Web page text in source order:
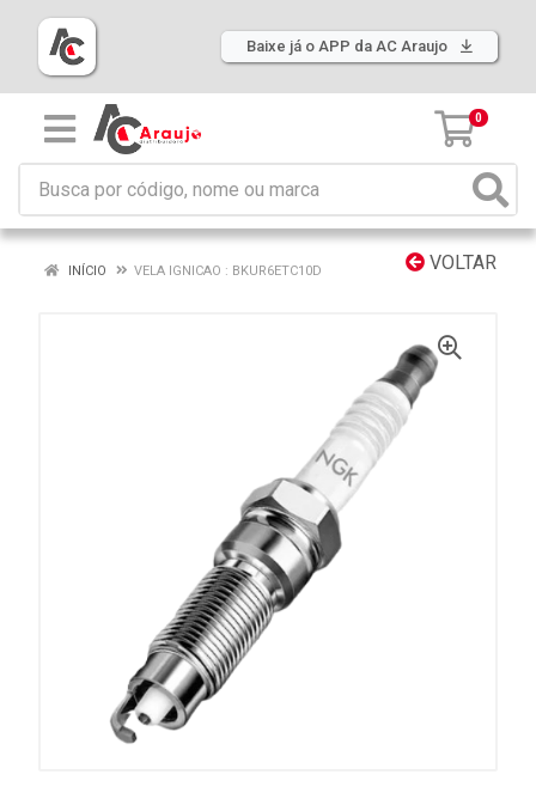
Baixe já o APP da AC Araujo
0
VOLTAR
INÍCIO VELA IGNICAO : BKUR6ETC10D